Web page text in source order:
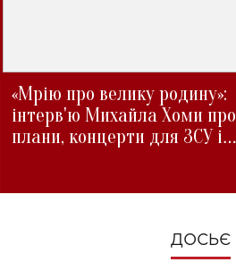
«Мрію про велику родину»:
інтерв'ю Михайла Хоми про
плани, концерти для ЗСУ і
ДОСЬЄ